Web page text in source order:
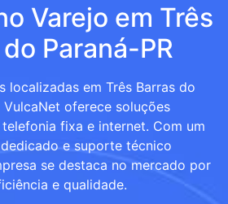
Varejo em Três
Paraná-PR
localizadas em Três Barras do
VulcaNet oferece soluções
fixa e internet. Com um
e suporte técnico
se destaca no mercado por
e qualidade.